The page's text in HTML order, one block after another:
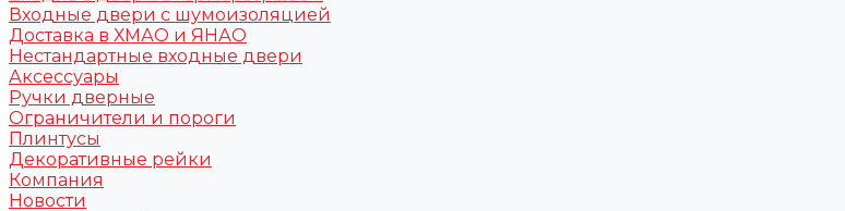
Входные двери с шумоизоляцией
Доставка в ХМАО и ЯНАО
Нестандартные входные двери
Аксессуары
Ручки дверные
Ограничители и пороги
Плинтусы
Декоративные рейки
Компания
Новости